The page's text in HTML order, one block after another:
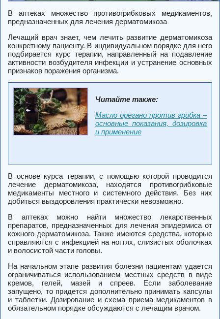
В аптеках множество противогрибковых медикаментов,
предназначенных для лечения дерматомикоза
Лечащий врач знает, чем лечить развитие дерматомикоза
конкретному пациенту. В индивидуальном порядке для него
подбирается курс терапии, направленный на подавление
активности возбудителя инфекции и устранение основных
признаков поражения организма.
Читайте также:
Масло орегано против грибка –
основные показания, дозировка
и применение
В основе курса терапии, с помощью которой проводится
лечение дерматомикоза, находятся противогрибковые
медикаменты местного и системного действия. Без них
добиться выздоровления практически невозможно.
В аптеках можно найти множество лекарственных
препаратов, предназначенных для лечения эпидермиса от
кожного дерматомикоза. Также имеются средства, которые
справляются с инфекцией на ногтях, слизистых оболочках
и волосистой части головы.
На начальном этапе развития болезни пациентам удается
ограничиваться использованием местных средств в виде
кремов, гелей, мазей и спреев. Если заболевание
запущено, то придется дополнительно принимать капсулы
и таблетки. Дозирование и схема приема медикаментов в
обязательном порядке обсуждаются с лечащим врачом.